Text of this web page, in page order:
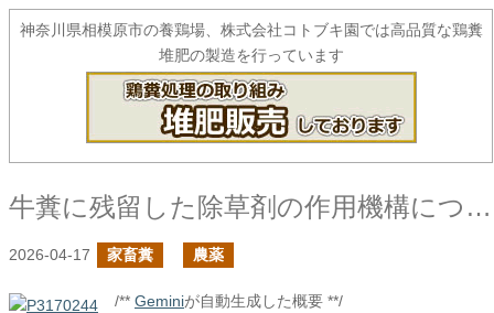
神奈川県相模原市の養鶏場、株式会社コトブキ園では高品質な鶏糞
堆肥の製造を行っています
牛糞に残留した除草剤の作用機構について
2026-04-17 家畜糞 農薬
/** Geminiが自動生成した概要 **/